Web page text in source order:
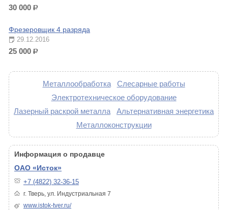
30 000 р.
Фрезеровщик 4 разряда
29.12.2016
25 000 р.
Металлообработка
Слесарные работы
Электротехническое оборудование
Лазерный раскрой металла
Альтернативная энергетика
Металлоконструкции
Информация о продавце
ОАО «Исток»
+7 (4822) 32-36-15
г. Тверь, ул. Индустриальная 7
www.istok-tver.ru/